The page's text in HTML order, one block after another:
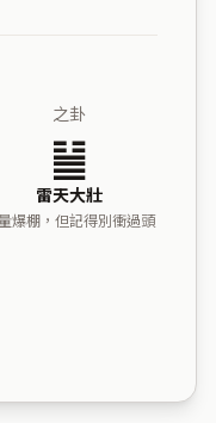
之卦
䷡
雷天大壯
爆棚，但記得別衝過頭